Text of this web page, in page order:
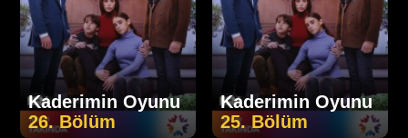
Kaderimin Oyunu
26. Bölüm
Kaderimin Oyunu
25. Bölüm